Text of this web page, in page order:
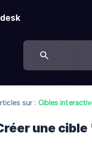
sur : Cibles
une